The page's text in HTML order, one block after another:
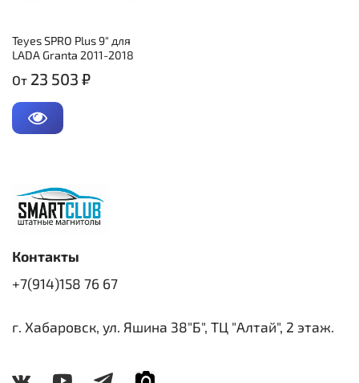
Teyes SPRO Plus 9" для
LADA Granta 2011-2018
От 23 503 ₽
Контакты
+7(914)158 76 67
г. Хабаровск, ул. Яшина 38"Б", ТЦ "Алтай", 2 этаж.